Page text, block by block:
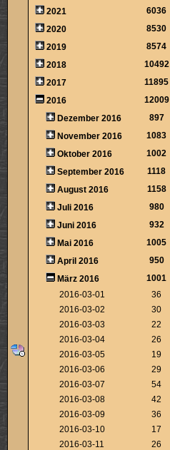
2021 6036
2020
8530
2019
8574
2018
10492
2017
11895
2016
12009
Dezember 2016
897
November 2016
1083
Oktober 2016
1002
September 2016
1118
August 2016
1158
Juli 2016
980
Juni 2016
932
Mai 2016
1005
April 2016
950
März 2016
1001
2016-03-01
36
2016-03-02
30
2016-03-03
22
2016-03-04
26
2016-03-05
19
2016-03-06
29
2016-03-07
54
2016-03-08
42
2016-03-09
36
2016-03-10
17
2016-03-11
26